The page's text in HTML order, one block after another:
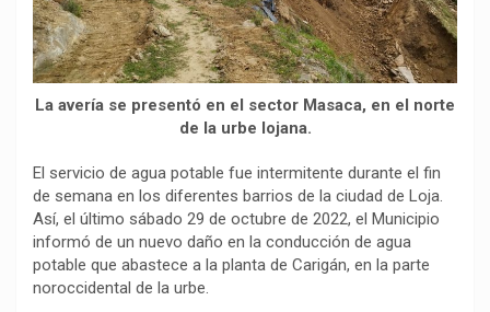
La avería se presentó en el sector Masaca, en el norte
de la urbe lojana.
El servicio de agua potable fue intermitente durante el fin
de semana en los diferentes barrios de la ciudad de Loja.
Así, el último sábado 29 de octubre de 2022, el Municipio
informó de un nuevo daño en la conducción de agua
potable que abastece a la planta de Carigán, en la parte
noroccidental de la urbe.